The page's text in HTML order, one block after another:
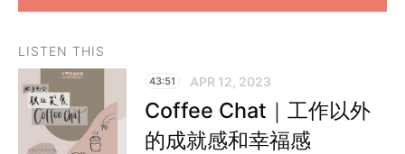
LISTEN THIS
43:51 APR 12, 2023
Coffee Chat｜工作以外
的成就感和幸福感